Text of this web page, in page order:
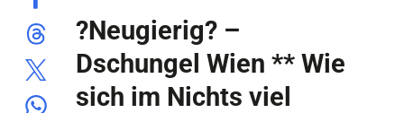
?Neugierig? –
Dschungel Wien ** Wie
sich im Nichts viel